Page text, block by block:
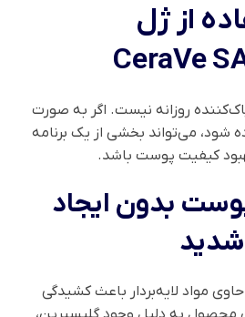
از ژل
روزانه نیست. اگر به صورت
شود، می‌تواند بخشی از یک برنامه
کیفیت پوست باشد.
بدون ایجاد
مواد لایه‌بردار باعث کشیدگی